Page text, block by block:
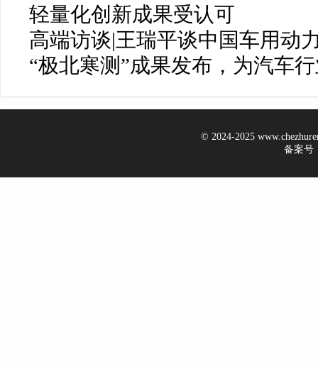
轻量化创新成果受认可
高端访谈|王瑞平谈中国车用动
“极北寒测”成果发布，为汽车
© 2024-2025
备案号